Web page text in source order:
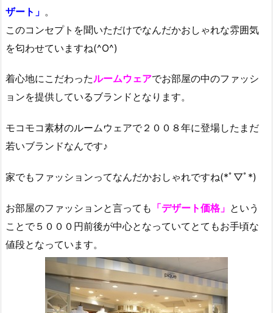
ザート」 。
このコンセプトを聞いただけでなんだかおしゃれな雰囲気
を匂わせていますね(^O^)
着心地にこだわったルームウェアでお部屋の中のファッシ
ョンを提供しているブランドとなります。
モコモコ素材のルームウェアで２００８年に登場したまだ
若いブランドなんです♪
家でもファッションってなんだかおしゃれですね(*ﾟ▽ﾟ*)
お部屋のファッションと言っても 「デザート価格」 という
ことで５０００円前後が中心となっていてとてもお手頃な
値段となっています。